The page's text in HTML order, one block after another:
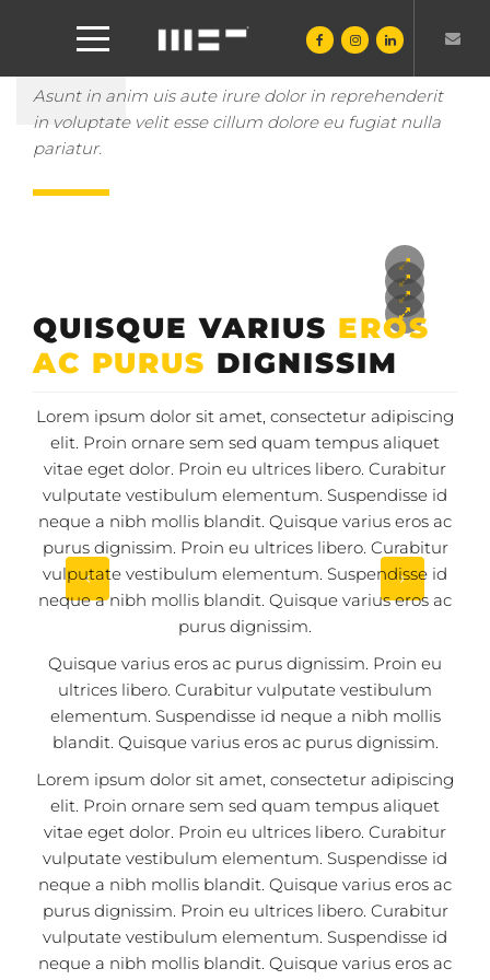
SINGLE
Asunt in anim uis aute irure dolor in reprehenderit
in voluptate velit esse cillum dolore eu fugiat nulla
pariatur.
QUISQUE VARIUS EROS
AC PURUS DIGNISSIM
Lorem ipsum dolor sit amet, consectetur adipiscing
elit. Proin ornare sem sed quam tempus aliquet
vitae eget dolor. Proin eu ultrices libero. Curabitur
vulputate vestibulum elementum. Suspendisse id
neque a nibh mollis blandit. Quisque varius eros ac
purus dignissim. Proin eu ultrices libero. Curabitur
vulputate vestibulum elementum. Suspendisse id
neque a nibh mollis blandit. Quisque varius eros ac
purus dignissim.
Quisque varius eros ac purus dignissim. Proin eu
ultrices libero. Curabitur vulputate vestibulum
elementum. Suspendisse id neque a nibh mollis
blandit. Quisque varius eros ac purus dignissim.
Lorem ipsum dolor sit amet, consectetur adipiscing
elit. Proin ornare sem sed quam tempus aliquet
vitae eget dolor. Proin eu ultrices libero. Curabitur
vulputate vestibulum elementum. Suspendisse id
neque a nibh mollis blandit. Quisque varius eros ac
purus dignissim. Proin eu ultrices libero. Curabitur
vulputate vestibulum elementum. Suspendisse id
neque a nibh mollis blandit. Quisque varius eros ac